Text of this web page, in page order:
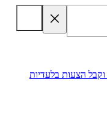
הצעות בלעדיות